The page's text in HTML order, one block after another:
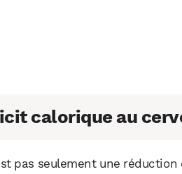
calorique au
pas seulement une